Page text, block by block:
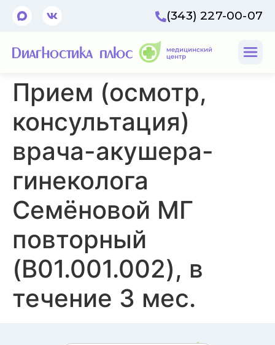
(343) 227-00-07
Прием (осмотр,
консультация)
врача-акушера-
гинеколога
Семёновой МГ
повторный
(B01.001.002), в
течение 3 мес.